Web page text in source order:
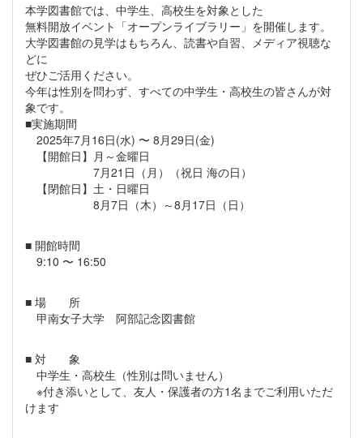
本学図書館では、中学生、高校生を対象とした
無料開放イベント「オープンライブラリー」を開催します。
大学図書館の見学はもちろん、読書や自習、メディア視聴な
どに
ぜひご活用ください。
今年は性別を問わず、すべての中学生・高校生の皆さんが対
象です。
■実施期間
2025年7月16日(水) 〜 8月29日(金)
【開館日】月～金曜日
7月21日（月）（祝日 海の日）
【閉館日】土・日曜日
8月7日（木）～8月17日（日）
■ 開館時間
9:10 〜 16:50
■ 場 所
甲南女子大学 阿部記念図書館
■ 対 象
中学生・高校生（性別は問いません）
※付き添いとして、友人・保護者の方1名までご利用いただ
けます